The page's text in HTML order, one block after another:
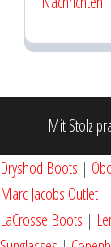
Mit Stolz
Dryshod Boots |
Marc Jacobs Outlet |
LaCrosse Boots |